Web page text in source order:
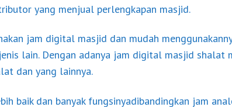
yang menjual perlengkapan masjid.
jam digital masjid dan mudah
lain. Dengan adanya jam digital masjid shalat
dan yang lainnya.
baik dan banyak fungsinyadibandingkan jam